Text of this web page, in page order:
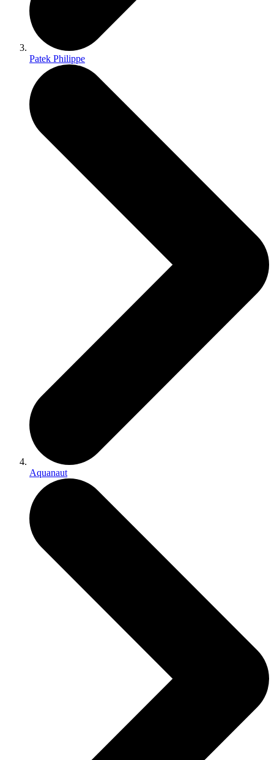
Patek Philippe
Aquanaut